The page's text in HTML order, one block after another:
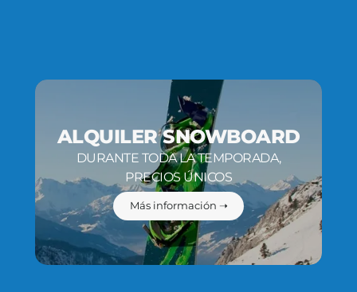
ALQUILER SNOWBOARD
DURANTE TODA LA TEMPORADA,
PRECIOS ÚNICOS
Más información ➝